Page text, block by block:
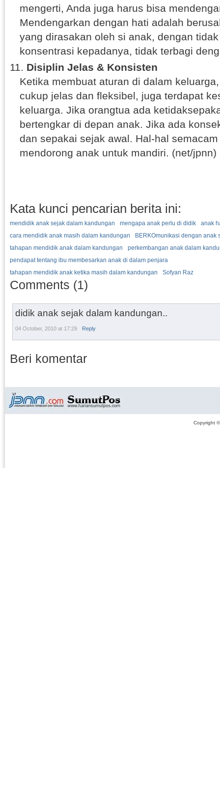
mengerti, Anda juga harus bisa
Mendengarkan dengan hati adalah
yang dirasakan oleh si anak, dengan
konsentrasi kepadanya, tidak terbagi
Disiplin Jelas & Konsisten
Ketika membuat aturan di dalam
cukup jelas dan fleksibel, juga terdapat
keluarga. Jika orangtua ada
bertengkar di depan anak. Jika ada
dan sepakai sejak awal. Hal-hal
mendorong anak untuk mandiri. (net/jpnn)
Kata kunci pencarian berita ini:
mendidik anak sejak dalam kandungan mengapa anak perlu di didik
anak
cara mendidik anak masih dalam kandungan
BERKOmunikasi dengan anak
tahapan mendidik anak dalam kandungan
perkembangan anak dalam
pendapat tentang ibu membesarkan anak di dalam penjara
tahapan mendidik anak ketika masih dalam kandungan
Sofyan Raz
Comments (1)
didik anak sejak dalam kandungan..
04 October, 2010 at 17:29 Reply
Beri komentar
Copyright